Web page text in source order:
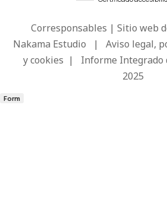
Corresponsables | Sitio web
Nakama Estudio | Aviso legal,
y cookies | Informe Integrado
2025
Form